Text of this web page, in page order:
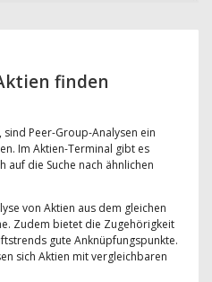
finden
Peer-Group-Analysen ein
Im Aktien-Terminal gibt es
auf die Suche nach ähnlichen
von Aktien aus dem gleichen
Zudem bietet die Zugehörigkeit
gute Anknüpfungspunkte.
sich Aktien mit vergleichbaren